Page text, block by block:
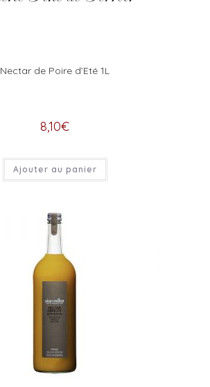
Nectar de Poire d’Eté 1L
8,10€
Ajouter au panier